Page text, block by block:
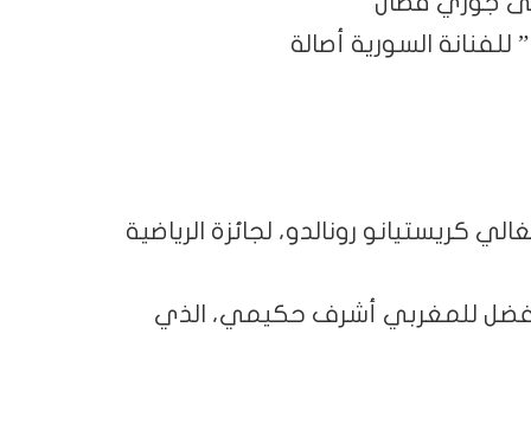
كريستيانو رونالدو، لجائزة الرياضية
للمغربي أشرف حكيمي، الذي